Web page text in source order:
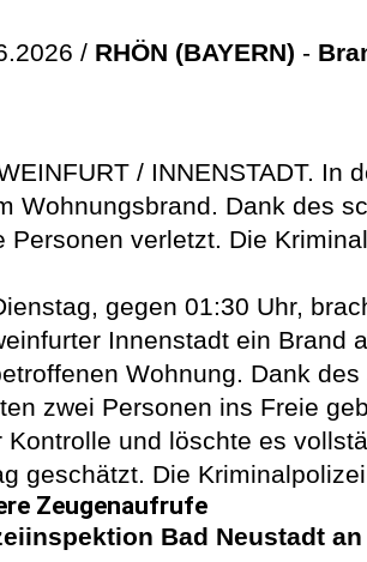
/ RHÖN (BAYERN) -
/ INNENSTADT.
Wohnungsbrand. Dank des
Personen verletzt. Die
gegen 01:30 Uhr,
Innenstadt ein Brand
Wohnung. Dank
zwei Personen ins Freie
Kontrolle und löschte es
geschätzt. Die
Zeugenaufrufe
Bad Neustadt an